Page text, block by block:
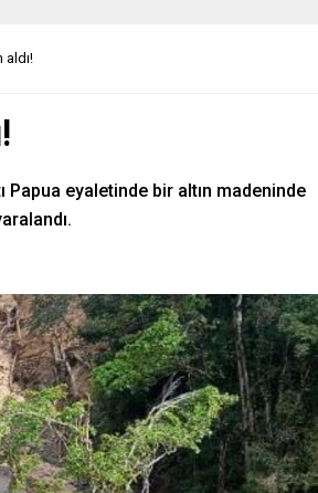
aldı!
Papua eyaletinde bir altın madeninde